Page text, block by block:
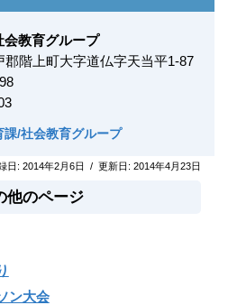
教育グループ
郡階上町大字道仏字天当平1-87
課/社会教育グループ
日: 2014年2月6日 / 更新日: 2014年4月23日
他のページ
ン大会